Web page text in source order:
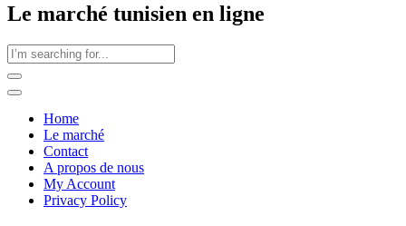
Le marché tunisien en ligne
Home
Le marché
Contact
A propos de nous
My Account
Privacy Policy